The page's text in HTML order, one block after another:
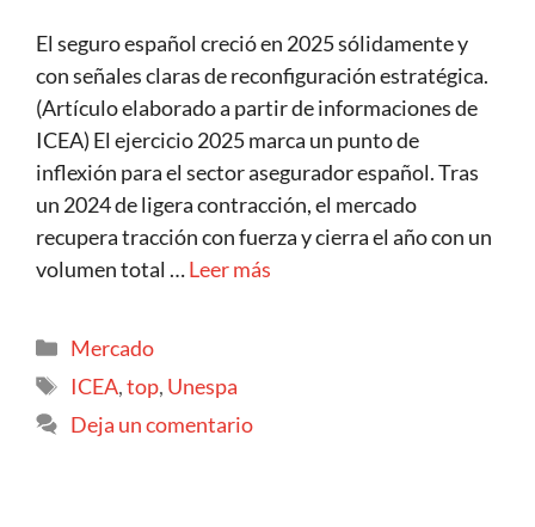
El seguro español creció en 2025 sólidamente y
con señales claras de reconfiguración estratégica.
(Artículo elaborado a partir de informaciones de
ICEA) El ejercicio 2025 marca un punto de
inflexión para el sector asegurador español. Tras
un 2024 de ligera contracción, el mercado
recupera tracción con fuerza y cierra el año con un
volumen total …Leer más
Mercado
ICEA,top, Unespa
Deja un comentario